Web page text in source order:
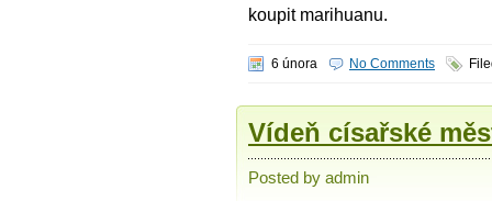
koupit marihuanu.
6 února No Comments
Vídeň císařské
Posted by admin